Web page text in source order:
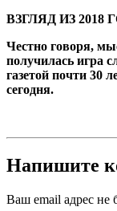
ВЗГЛЯД ИЗ 2018
Честно говоря,
получилась игра
газетой почти 30
сегодня.
Напишите
Ваш email адрес не